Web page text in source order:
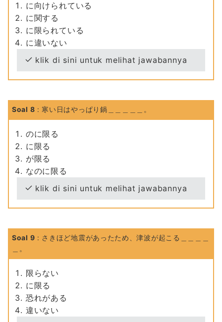
に向けられている
に関する
に限られている
に違いない
klik di sini untuk melihat jawabannya
Soal 8 : 寒い日はやっぱり鍋＿＿＿＿＿。
のに限る
に限る
が限る
なのに限る
klik di sini untuk melihat jawabannya
Soal 9 : さきほど地震があったため、津波が起こる＿＿＿＿
＿。
限らない
に限る
恐れがある
違いない